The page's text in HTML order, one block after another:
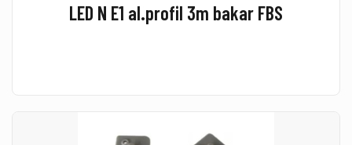
LED N E1 al.profil 3m bakar FBS